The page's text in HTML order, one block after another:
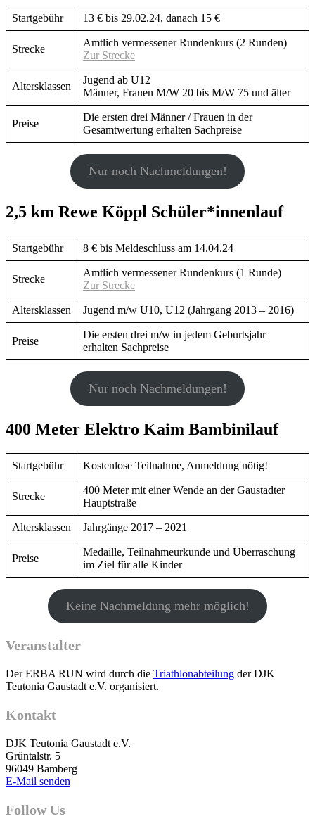
Startgebühr 13 € bis 29.02.24, danach 15 €
Strecke
Amtlich vermessener Rundenkurs (2 Runden)
Zur Strecke
Altersklassen
Jugend ab U12
Männer, Frauen M/W 20 bis M/W 75 und älter
Preise
Die ersten drei Männer / Frauen in der
Gesamtwertung erhalten Sachpreise
Nur noch Nachmeldungen!
2,5 km Rewe Köppl Schüler*innenlauf
Startgebühr 8 € bis Meldeschluss am 14.04.24
Strecke
Amtlich vermessener Rundenkurs (1 Runde)
Zur Strecke
Altersklassen Jugend m/w U10, U12 (Jahrgang 2013 – 2016)
Preise
Die ersten drei m/w in jedem Geburtsjahr
erhalten Sachpreise
Nur noch Nachmeldungen!
400 Meter Elektro Kaim Bambinilauf
Startgebühr Kostenlose Teilnahme, Anmeldung nötig!
Strecke
400 Meter mit einer Wende an der Gaustadter
Hauptstraße
Altersklassen Jahrgänge 2017 – 2021
Preise
Medaille, Teilnahmeurkunde und Überraschung
im Ziel für alle Kinder
Keine Nachmeldung mehr möglich!
Veranstalter
Der ERBA RUN wird durch die Triathlonabteilung der DJK
Teutonia Gaustadt e.V. organisiert.
Kontakt
DJK Teutonia Gaustadt e.V.
Grüntalstr. 5
96049 Bamberg
E-Mail senden
Follow Us